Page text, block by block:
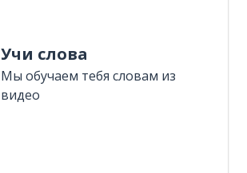
Учи слова
Мы обучаем тебя словам из
видео